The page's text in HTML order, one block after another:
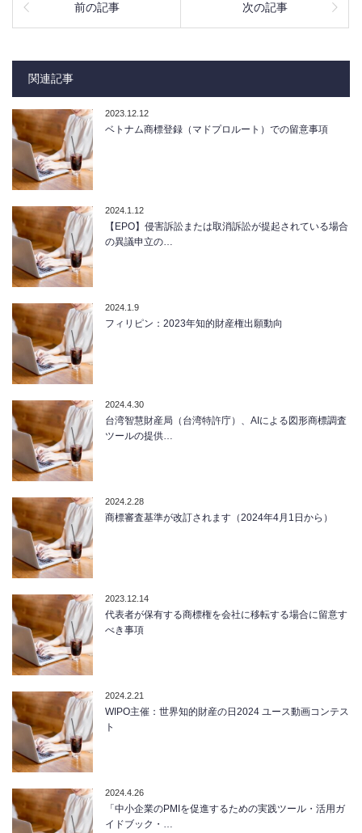
前の記事 次の記事
関連記事
2023.12.12
ベトナム商標登録（マドプロルート）での留意事項
2024.1.12
【EPO】侵害訴訟または取消訴訟が提起されている場合
の異議申立の…
2024.1.9
フィリピン：2023年知的財産権出願動向
2024.4.30
台湾智慧財産局（台湾特許庁）、AIによる図形商標調査
ツールの提供…
2024.2.28
商標審査基準が改訂されます（2024年4月1日から）
2023.12.14
代表者が保有する商標権を会社に移転する場合に留意す
べき事項
2024.2.21
WIPO主催：世界知的財産の日2024 ユース動画コンテス
ト
2024.4.26
「中小企業のPMIを促進するための実践ツール・活用ガ
イドブック・…